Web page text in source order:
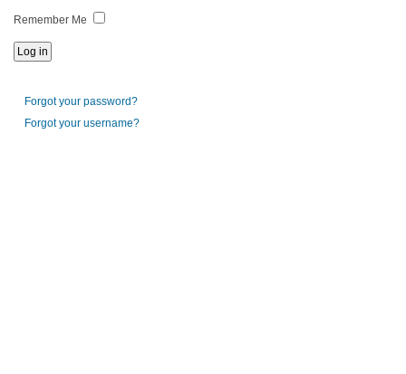
Remember Me
Forgot your password?
Forgot your username?